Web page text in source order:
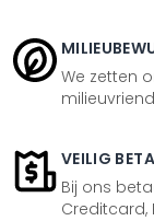
We zetten
VEILIG
Bij ons
Creditcard,